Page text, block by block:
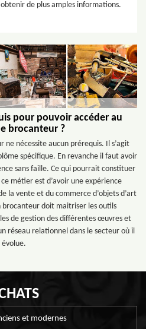
de plus amples informations.
pour pouvoir accéder au
brocanteur ?
ne nécessite aucun prérequis. Il s’agit
spécifique. En revanche il faut avoir
sans faille. Ce qui pourrait constituer
métier est d’avoir une expérience
la vente et du commerce d’objets d’art
brocanteur doit maitriser les outils
de gestion des différentes œuvres et
réseau relationnel dans le secteur où il
évolue.
et modernes